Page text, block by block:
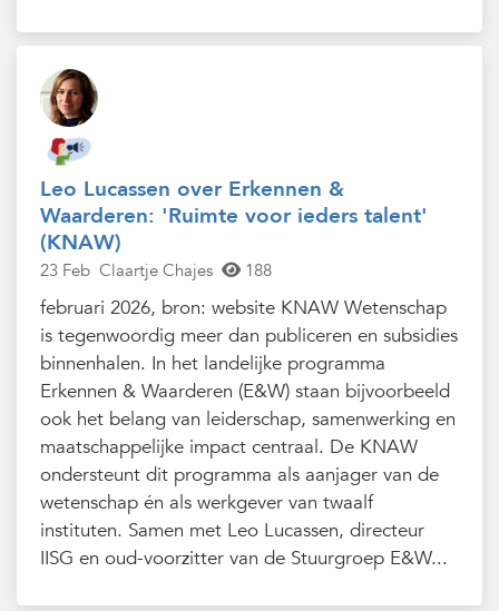
Leo Lucassen over Erkennen &
Waarderen: 'Ruimte voor ieders talent'
(KNAW)
23 Feb Claartje Chajes 188
februari 2026, bron: website KNAW Wetenschap
is tegenwoordig meer dan publiceren en subsidies
binnenhalen. In het landelijke programma
Erkennen & Waarderen (E&W) staan bijvoorbeeld
ook het belang van leiderschap, samenwerking en
maatschappelijke impact centraal. De KNAW
ondersteunt dit programma als aanjager van de
wetenschap én als werkgever van twaalf
instituten. Samen met Leo Lucassen, directeur
IISG en oud-voorzitter van de Stuurgroep E&W...